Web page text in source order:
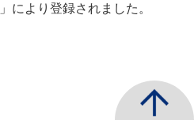
」により登録されました。